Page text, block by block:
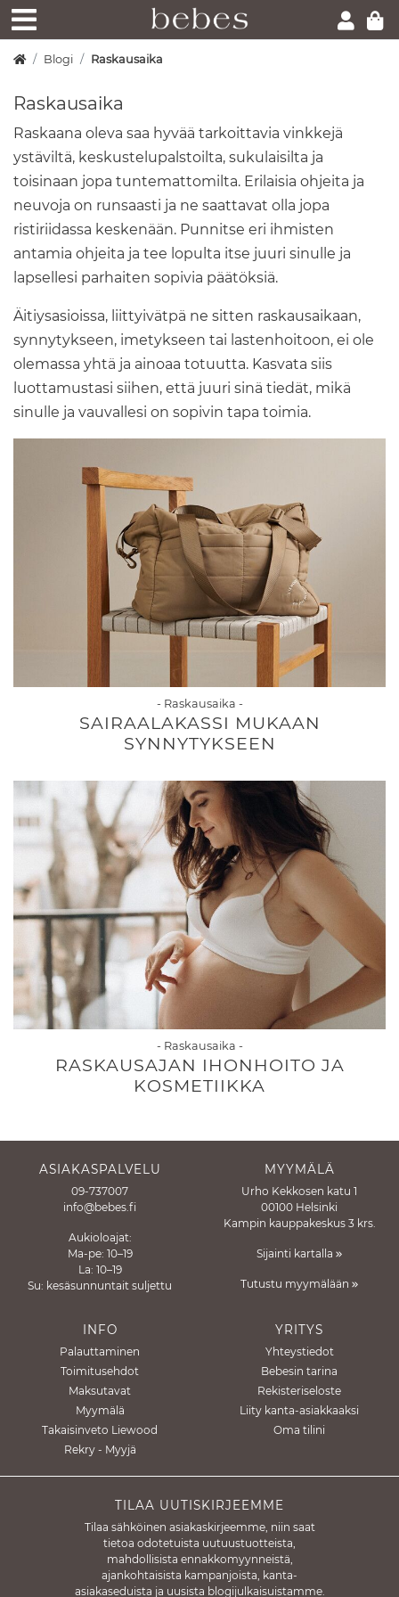
Blogi Raskausaika
Raskausaika
Raskaana oleva saa hyvää tarkoittavia vinkkejä
ystäviltä, keskustelupalstoilta, sukulaisilta ja
toisinaan jopa tuntemattomilta. Erilaisia ohjeita ja
neuvoja on runsaasti ja ne saattavat olla jopa
ristiriidassa keskenään. Punnitse eri ihmisten
antamia ohjeita ja tee lopulta itse juuri sinulle ja
lapsellesi parhaiten sopivia päätöksiä.
Äitiysasioissa, liittyivätpä ne sitten raskausaikaan,
synnytykseen, imetykseen tai lastenhoitoon, ei ole
olemassa yhtä ja ainoaa totuutta. Kasvata siis
luottamustasi siihen, että juuri sinä tiedät, mikä
sinulle ja vauvallesi on sopivin tapa toimia.
- Raskausaika -
SAIRAALAKASSI MUKAAN
SYNNYTYKSEEN
- Raskausaika -
RASKAUSAJAN IHONHOITO JA
KOSMETIIKKA
ASIAKASPALVELU
09-737007
info@bebes.fi
Aukioloajat:
Ma-pe: 10–19
La: 10–19
Su: kesäsunnuntait suljettu
MYYMÄLÄ
Urho Kekkosen katu 1
00100 Helsinki
Kampin kauppakeskus 3 krs.
Sijainti kartalla
Tutustu myymälään
INFO
Palauttaminen
Toimitusehdot
Maksutavat
Myymälä
Takaisinveto Liewood
Rekry - Myyjä
YRITYS
Yhteystiedot
Bebesin tarina
Rekisteriseloste
Liity kanta-asiakkaaksi
Oma tilini
TILAA UUTISKIRJEEMME
Tilaa sähköinen asiakaskirjeemme, niin saat
tietoa odotetuista uutuustuotteista,
mahdollisista ennakkomyynneistä,
ajankohtaisista kampanjoista, kanta-
asiakaseduista ja uusista blogijulkaisuistamme.